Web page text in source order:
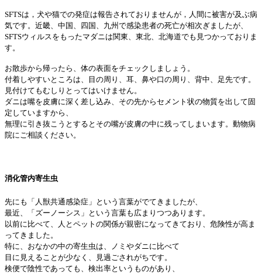
SFTSは，犬や猫での発症は報告されておりませんが，人間に被害が及ぶ病
気です。近畿、中国、四国、九州で感染患者の死亡が相次ぎましたが、
SFTSウィルスをもったマダニは関東、東北、北海道でも見つかっておりま
す。
お散歩から帰ったら、体の表面をチェックしましょう。
付着しやすいところは、目の周り、耳、鼻や口の周り、背中、足先です。
見付けてもむしりとってはいけません。
ダニは嘴を皮膚に深く差し込み、その先からセメント状の物質を出して固
定していますから、
無理に引き抜こうとするとその嘴が皮膚の中に残ってしまいます。動物病
院にご相談ください。
消化管内寄生虫
先にも「人獣共通感染症」という言葉がでてきましたが、
最近、「ズーノーシス」という言葉も広まりつつあります。
以前に比べて、人とペットの関係が親密になってきており、危険性が高ま
ってきました。
特に、おなかの中の寄生虫は、ノミやダニに比べて
目に見えることが少なく、見過ごされがちです。
検便で陰性であっても、検出率というものがあり、